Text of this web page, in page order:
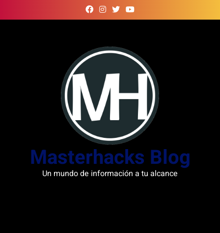
to
Masterhacks Blog
Un mundo de información a tu alcance